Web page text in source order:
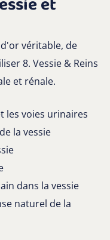
véritable, de
8. Vessie & Reins
et rénale.
les voies urinaires
la vessie
dans la vessie
naturel de la